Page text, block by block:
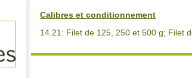
Calibres et conditionnement
14.21: Filet de 125, 250 et 500 g; Filet